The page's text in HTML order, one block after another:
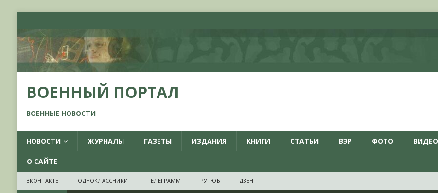
ВОЕННЫЙ ПОРТАЛ
ВОЕННЫЕ НОВОСТИ
НОВОСТИ ЖУРНАЛЫ ГАЗЕТЫ ИЗДАНИЯ КНИГИ СТАТЬИ ВЭР ФОТО ВИДЕО
О САЙТЕ
ВКОНТАКТЕ ОДНОКЛАССНИКИ ТЕЛЕГРАММ РУТЮБ ДЗЕН